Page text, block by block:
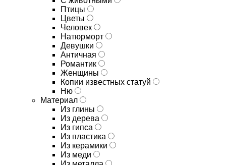
Птицы
Цветы
Человек
Натюрморт
Девушки
Античная
Романтик
Женщины
Копии известных статуй
Ню
Материал
Из глины
Из дерева
Из гипса
Из пластика
Из керамики
Из меди